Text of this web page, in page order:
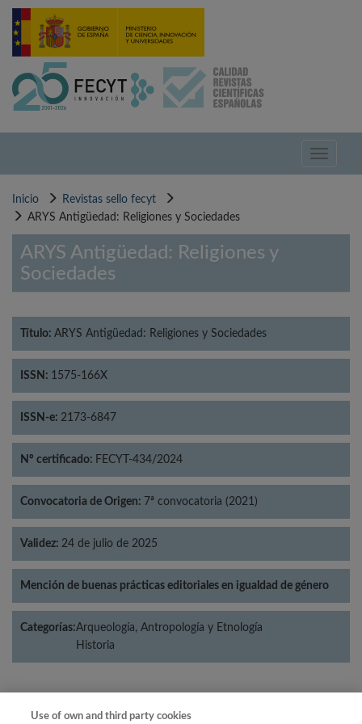
Pasar
contenido
Toggle
Inicio
Revistas sello fecyt
ARYS Antigüedad: Religiones y Sociedades
ARYS Antigüedad: Religiones y
Sociedades
Título: ARYS Antigüedad: Religiones y Sociedades
ISSN: 1575-166X
ISSN-e: 2173-6847
Nº certificado: FECYT-434/2024
Convocatoria de Origen: 7ª convocatoria (2021)
Validez: 24 de julio de 2025
Mención de buenas prácticas editoriales en igualdad de género
Categorías:Arqueología, Antropología y Etnología
Historia
Año
Use of own and third party cookies